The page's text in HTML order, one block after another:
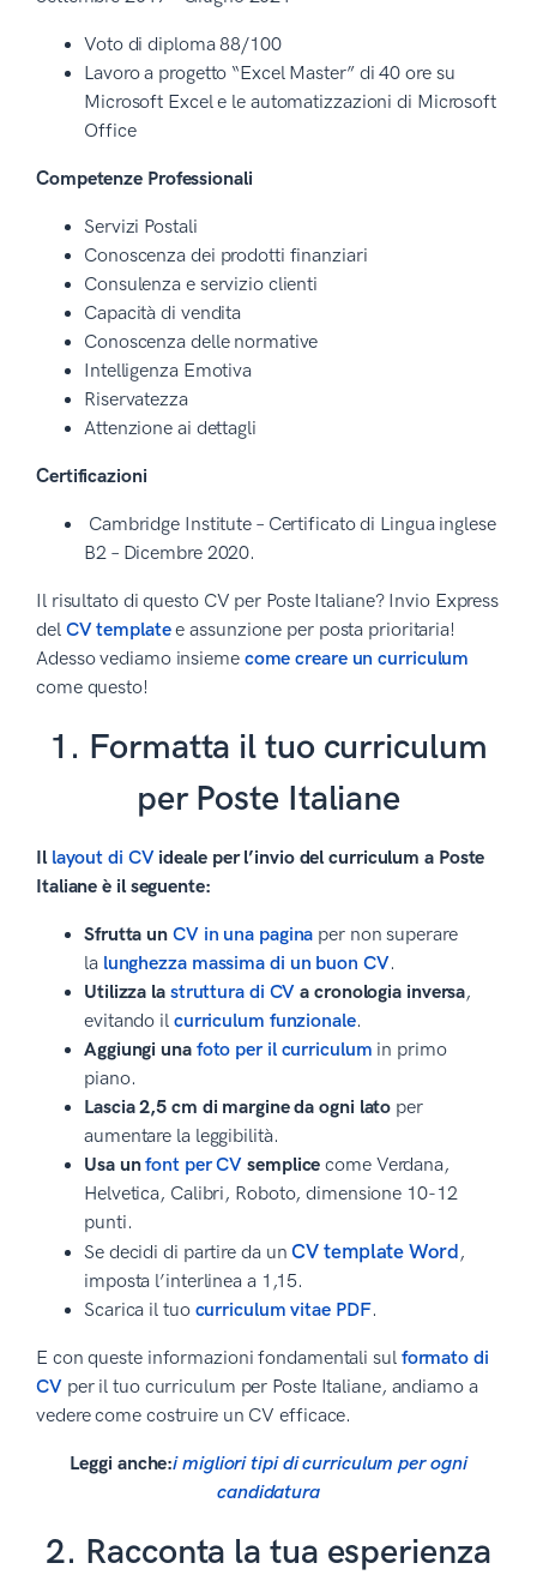
Voto di diploma 88/100
Lavoro a progetto “Excel Master” di 40 ore su
Microsoft Excel e le automatizzazioni di Microsoft
Office
Competenze Professionali
Servizi Postali
Conoscenza dei prodotti finanziari
Consulenza e servizio clienti
Capacità di vendita
Conoscenza delle normative
Intelligenza Emotiva
Riservatezza
Attenzione ai dettagli
Certificazioni
Cambridge Institute – Certificato di Lingua inglese
B2 – Dicembre 2020.
Il risultato di questo CV per Poste Italiane? Invio Express
del CV templatee assunzione per posta prioritaria!
Adesso vediamo insieme come creare un curriculum
come questo!
1. Formatta il tuo curriculum
per Poste Italiane
Il layout di CVideale per l’invio del curriculum a Poste
Italiane è il seguente:
Sfrutta un CV in una pagina per non superare
la lunghezza massima di un buon CV.
Utilizza la struttura di CV a cronologia inversa,
evitando il curriculum funzionale.
Aggiungi una foto per il curriculum in primo
piano.
Lascia 2,5 cm di margine da ogni lato per
aumentare la leggibilità.
Usa unfont per CV semplice come Verdana,
Helvetica, Calibri, Roboto, dimensione 10-12
punti.
Se decidi di partire da unCV template Word,
imposta l’interlinea a 1,15.
Scarica il tuo curriculum vitae PDF.
E con queste informazioni fondamentali sul formato di
CVper il tuo curriculum per Poste Italiane, andiamo a
vedere come costruire un CV efficace.
Leggi anche:i migliori tipi di curriculum per ogni
candidatura
2. Racconta la tua esperienza